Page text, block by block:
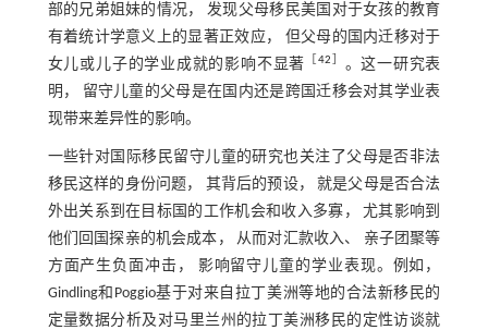
部的兄弟姐妹的情况， 发现父母移民美国对于女孩的教育
有着统计学意义上的显著正效应， 但父母的国内迁移对于
女儿或儿子的学业成就的影响不显著
42
。这一研究表
明， 留守儿童的父母是在国内还是跨国迁移会对其学业表
现带来差异性的影响。
一些针对国际移民留守儿童的研究也关注了父母是否非法
移民这样的身份问题， 其背后的预设， 就是父母是否合法
外出关系到在目标国的工作机会和收入多寡， 尤其影响到
他们回国探亲的机会成本， 从而对汇款收入、 亲子团聚等
方面产生负面冲击， 影响留守儿童的学业表现。例如，
Gindling和Poggio基于对来自拉丁美洲等地的合法新移民的
定量数据分析及对马里兰州的拉丁美洲移民的定性访谈就